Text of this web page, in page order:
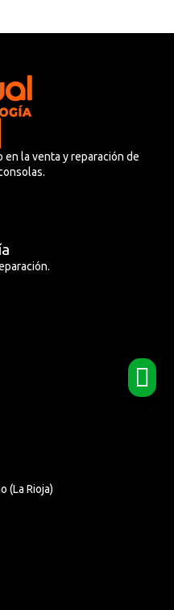
la venta y reparación de
(La Rioja)